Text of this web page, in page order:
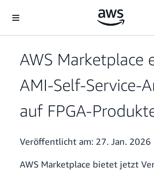
Überspringen zum Hauptinhalt
AWS Marketplace
AMI-Self-Service-
auf FPGA-
Veröffentlicht am: 27. Jan. 2026
AWS Marketplace bietet jetzt